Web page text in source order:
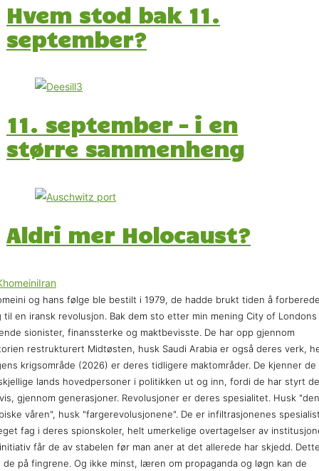
Hvem stod bak 11.
september?
11. september – i en
større sammenheng
Aldri mer Holocaust?
og hans følge ble bestilt i 1979, de hadde brukt tiden å
til en iransk revolusjon. Bak dem sto etter min mening City of Londons
sionister, finanssterke og maktbevisste. De har opp gjennom
restrukturert Midtøsten, husk Saudi Arabia er også deres verk,
krigsområde (2026) er deres tidligere maktområder. De kjenner de
lands hovedpersoner i politikken ut og inn, fordi de har styrt
gjennom generasjoner. Revolusjoner er deres spesialitet. Husk "den
våren", husk "fargerevolusjonene". De er infiltrasjonenes
fag i deres spionskoler, helt umerkelige overtagelser av
får de av stabelen før man aner at det allerede har skjedd.
de på fingrene. Og ikke minst, læren om propaganda og løgn kan de